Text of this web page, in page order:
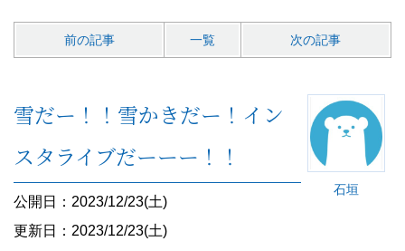
前の記事 一覧 次の記事
石垣
雪だー！！雪かきだー！イン
スタライブだーーー！！
公開日：2023/12/23(土)
更新日：2023/12/23(土)